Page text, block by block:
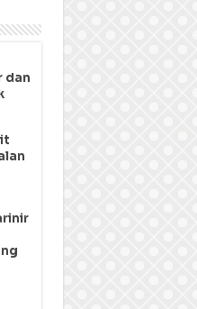
dan